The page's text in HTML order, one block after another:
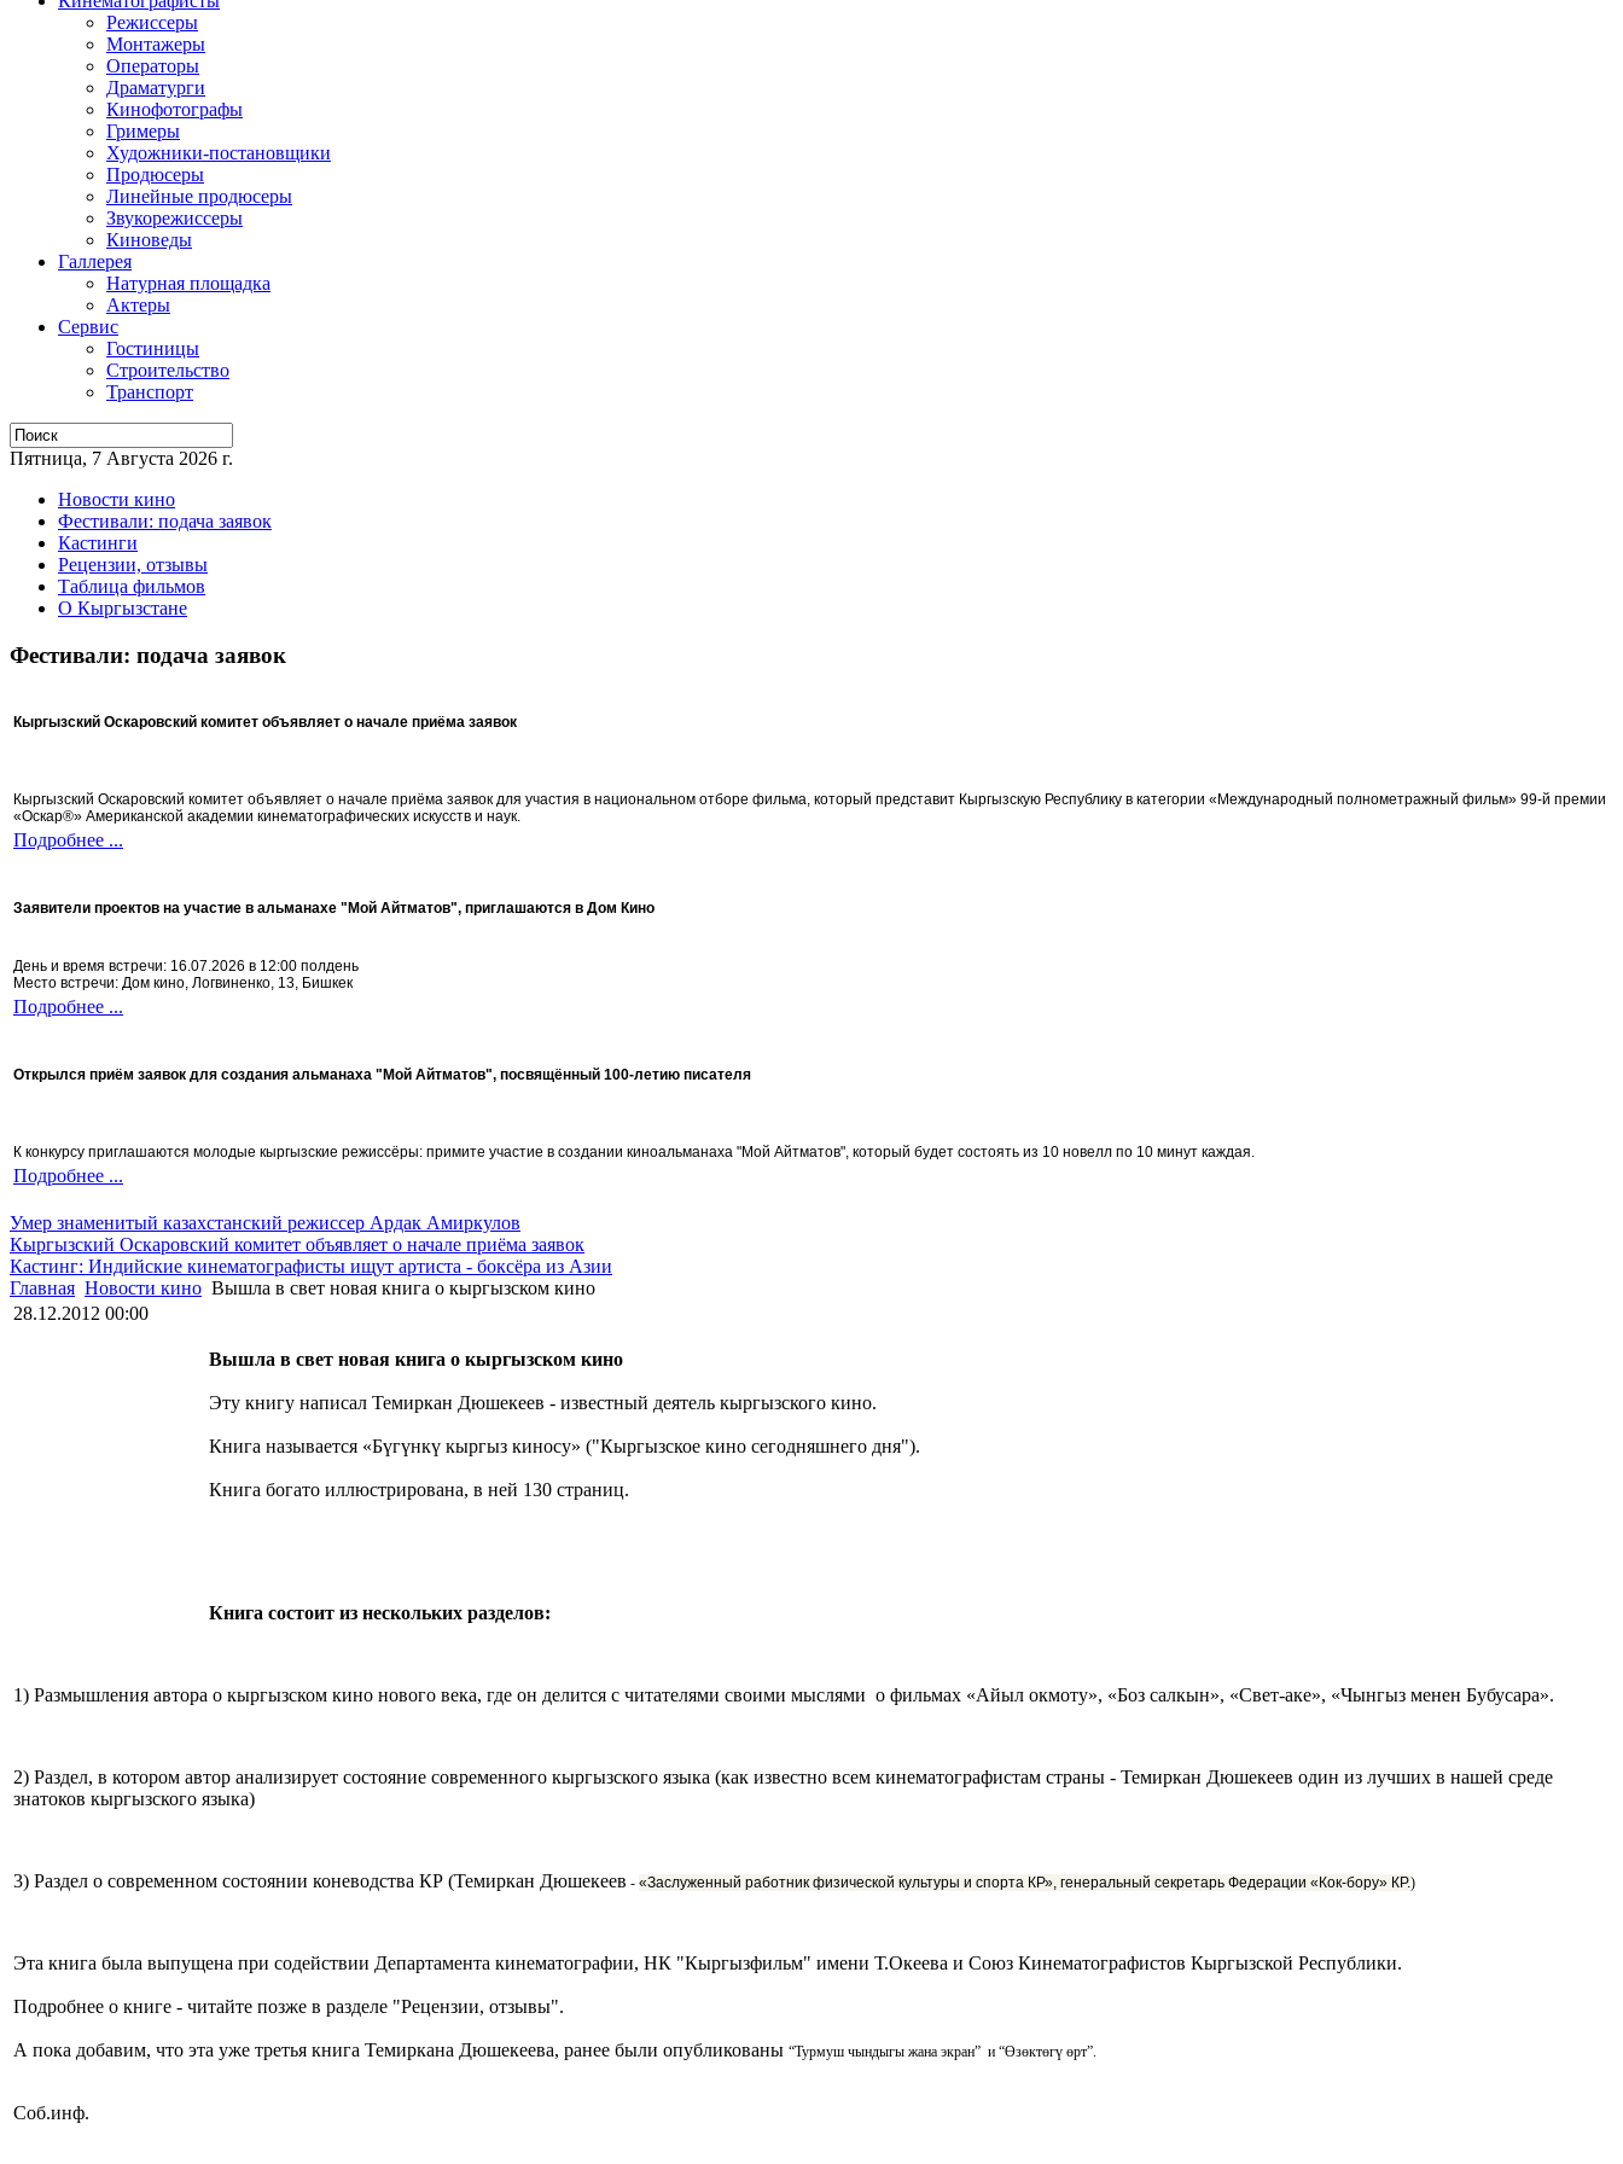
Режиссеры
Монтажеры
Операторы
Драматурги
Кинофотографы
Гримеры
Художники-постановщики
Продюсеры
Линейные продюсеры
Звукорежиссеры
Киноведы
Галлерея
Натурная площадка
Актеры
Сервис
Гостиницы
Строительство
Транспорт
Пятница, 7 Августа 2026 г.
Новости кино
Фестивали: подача заявок
Кастинги
Рецензии, отзывы
Таблица фильмов
О Кыргызстане
Фестивали: подача заявок
Кыргызский Оскаровский комитет объявляет о начале приёма заявок
Кыргызский Оскаровский комитет объявляет о начале приёма заявок для участия в национальном отборе фильма, который представит Кыргызскую Республику в категории «Международный полнометражный фильм» 99-й премии
«Оскар®» Американской академии кинематографических искусств и наук.
Подробнее ...
Заявители проектов на участие в альманахе "Мой Айтматов", приглашаются в Дом Кино
День и время встречи: 16.07.2026 в 12:00 полдень
Место встречи: Дом кино, Логвиненко, 13, Бишкек
Подробнее ...
Открылся приём заявок для создания альманаха "Мой Айтматов", посвящённый 100-летию писателя
К конкурсу приглашаются молодые кыргызские режиссёры: примите участие в создании киноальманаха "Мой Айтматов", который будет состоять из 10 новелл по 10 минут каждая.
Подробнее ...
Умер знаменитый казахстанский режиссер Ардак Амиркулов
Кыргызский Оскаровский комитет объявляет о начале приёма заявок
Кастинг: Индийские кинематографисты ищут артиста - боксёра из Азии
Главная Новости кино Вышла в свет новая книга о кыргызском кино
28.12.2012 00:00
Вышла в свет новая книга о кыргызском кино
Эту книгу написал Темиркан Дюшекеев - известный деятель кыргызского кино.
Книга называется «Бүгүнкү кыргыз киносу» ("Кыргызское кино сегодняшнего дня").
Книга богато иллюстрирована, в ней 130 страниц.
Книга состоит из нескольких разделов:
1) Размышления автора о кыргызском кино нового века, где он делится с читателями своими мыслями о фильмах «Айыл окмоту», «Боз салкын», «Свет-аке», «Чынгыз менен Бубусара».
2) Раздел, в котором автор анализирует состояние современного кыргызского языка (как известно всем кинематографистам страны - Темиркан Дюшекеев один из лучших в нашей среде
знатоков кыргызского языка)
3) Раздел о современном состоянии коневодства КР (Темиркан Дюшекеев - «Заслуженный работник физической культуры и спорта КР», генеральный секретарь Федерации «Кок-бору» КР.)
Эта книга была выпущена при содействии Департамента кинематографии, НК "Кыргызфильм" имени Т.Океева и Союз Кинематографистов Кыргызской Республики.
Подробнее о книге - читайте позже в разделе "Рецензии, отзывы".
А пока добавим, что эта уже третья книга Темиркана Дюшекеева, ранее были опубликованы “Турмуш чындыгы жана экран” и “Өзөктөгү өрт”.
Соб.инф.